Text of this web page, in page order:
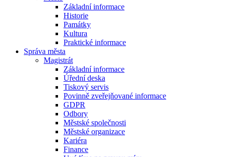
Základní informace
Historie
Památky
Kultura
Praktické informace
Správa města
Magistrát
Základní informace
Úřední deska
Tiskový servis
Povinně zveřejňované informace
GDPR
Odbory
Městské společnosti
Městské organizace
Kariéra
Finance